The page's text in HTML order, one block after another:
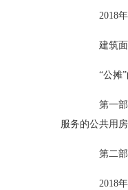
2018年
建筑面积
“公摊”
第一部分
服务的公共用
第二部分
2018年8